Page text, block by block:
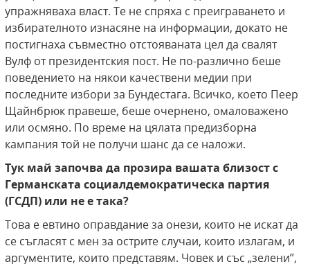
упражняваха власт. Те не спряха с преиграването и
избирателното изнасяне на информации, докато не
постигнаха съвместно отстояваната цел да свалят
Вулф от президентския пост. Не по-различно беше
поведението на някои качествени медии при
последните избори за Бундестага. Всичко, което Пеер
Щайнбрюк правеше, беше очернено, омаловажено
или осмяно. По време на цялата предизборна
кампания той не получи шанс да се наложи.
Тук май започва да прозира вашата близост с
Германската социалдемократическа партия
(ГСДП) или не е така?
Това е евтино оправдание за онези, които не искат да
се съгласят с мен за острите случаи, които излагам, и
аргументите, които представям. Човек и със „зелени”,